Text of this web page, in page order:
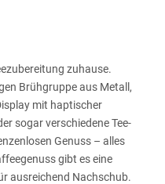
zuhause.
Brühgruppe aus Metall,
mit haptischer
sogar verschiedene Tee-
Genuss – alles
gibt es eine
ausreichend Nachschub.